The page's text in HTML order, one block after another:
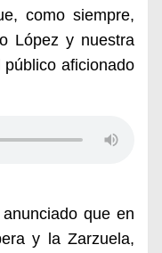
como siempre,
López y nuestra
aficionado
que en
y la Zarzuela,